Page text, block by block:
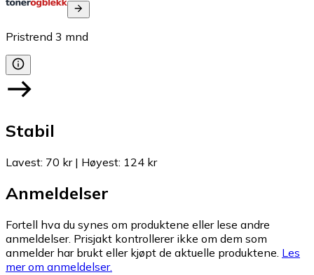
Pristrend 3 mnd
Stabil
Lavest: 70 kr| Høyest: 124 kr
Anmeldelser
Fortell hva du synes om produktene eller lese andre
anmeldelser. Prisjakt kontrollerer ikke om dem som
anmelder har brukt eller kjøpt de aktuelle produktene. Les
mer om anmeldelser.